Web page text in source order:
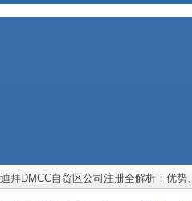
迪拜DMCC自贸区公司注册全解析：优势